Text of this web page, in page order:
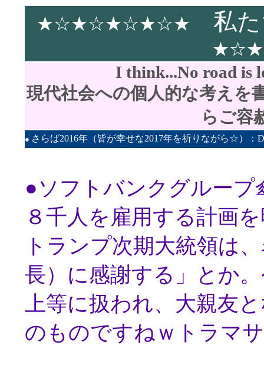
★☆★☆★☆★☆★ 私
I think...No road is
現代社会への個人的な考えを
らご容
● さらば2016年（皆が幸せな2017年を祈りながら☆）：
●ソフトバンクグループ
８千人を雇用する計画
トランプ次期大統領は
長）に感謝する」とか
上等に扱われ、大親友
のものですねｗトラマ